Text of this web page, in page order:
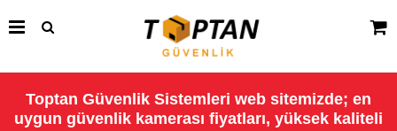
Toptan Güvenlik Sistemleri web sitemizde; en
uygun güvenlik kamerası fiyatları, yüksek kaliteli